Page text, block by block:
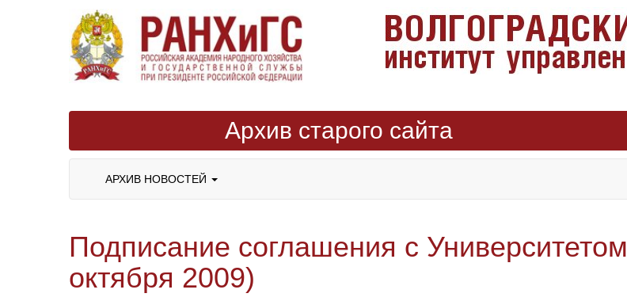
Архив старого сайта
АРХИВ НОВОСТЕЙ
Подписание соглашения с
октября 2009)